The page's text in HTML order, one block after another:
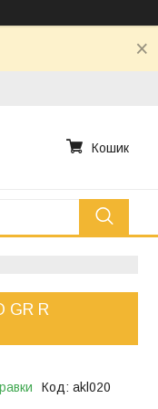
Кошик
GR R
Код: akl020